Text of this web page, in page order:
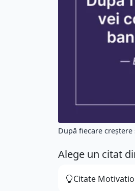
După fiecare
Alege un citat
Citate